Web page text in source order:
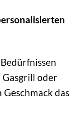
oder
das